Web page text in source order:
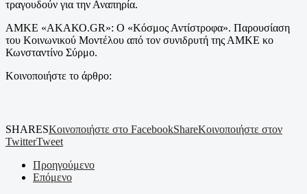
τραγουδούν για την Αναπηρία.
ΑΜΚΕ «ΑΚΑΚΟ.GR»: Ο «Κόσμος Αντίστροφα». Παρουσίαση
του Κοινωνικού Μοντέλου από τον συνιδρυτή της ΑΜΚΕ κο
Κωνσταντίνο Σύρμο.
Κοινοποιήστε το άρθρο:
SHARESΚοινοποιήστε στο FacebookShareΚοινοποιήστε στον
TwitterTweet
Προηγούμενο
Επόμενο